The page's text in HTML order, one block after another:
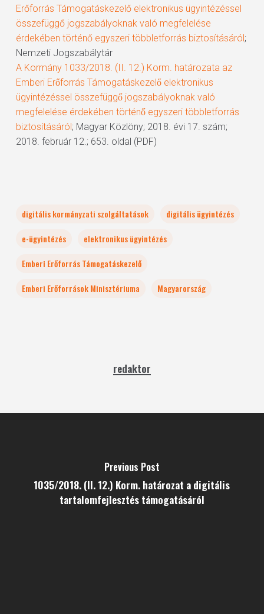
Erőforrás Támogatáskezelő elektronikus ügyintézéssel
összefüggő jogszabályoknak való megfelelése
érdekében történő egyszeri többletforrás biztosításáról;
Nemzeti Jogszabálytár
A Kormány 1033/2018. (II. 12.) Korm. határozata az
Emberi Erőforrás Támogatáskezelő elektronikus
ügyintézéssel összefüggő jogszabályoknak való
megfelelése érdekében történő egyszeri többletforrás
biztosításáról; Magyar Közlöny; 2018. évi 17. szám;
2018. február 12.; 653. oldal (PDF)
digitális kormányzati szolgáltatások
digitális ügyintézés
e-ügyintézés
elektronikus ügyintézés
Emberi Erőforrás Támogatáskezelő
Emberi Erőforrások Minisztériuma
Magyarország
redaktor
Previous Post
1035/2018. (II. 12.) Korm. határozat a digitális
tartalomfejlesztés támogatásáról